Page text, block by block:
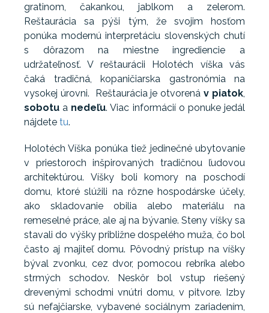
gratinom, čakankou, jablkom a zelerom.
Reštaurácia sa pýši tým, že svojim hosťom
ponúka modernú interpretáciu slovenských chutí
s dôrazom na miestne ingrediencie a
udržateľnosť. V reštaurácii Holotéch víška vás
čaká tradičná, kopaničiarska gastronómia na
vysokej úrovni. Reštaurácia je otvorenáv piatok
sobotu a nedeľu. Viac informácií o ponuke jedál
nájdete tu.
Holotéch Víška ponúka tiež jedinečné ubytovanie
v priestoroch inšpirovaných tradičnou ľudovou
architektúrou. Víšky boli komory na poschodí
domu, ktoré slúžili na rôzne hospodárske účely,
ako skladovanie obilia alebo materiálu na
remeselné práce, ale aj na bývanie. Steny víšky sa
stavali do výšky približne dospelého muža, čo bol
často aj majiteľ domu. Pôvodný prístup na víšky
býval zvonku, cez dvor, pomocou rebríka alebo
strmých schodov. Neskôr bol vstup riešený
drevenými schodmi vnútri domu, v pitvore. Izby
sú nefajčiarske, vybavené sociálnym zariadením,